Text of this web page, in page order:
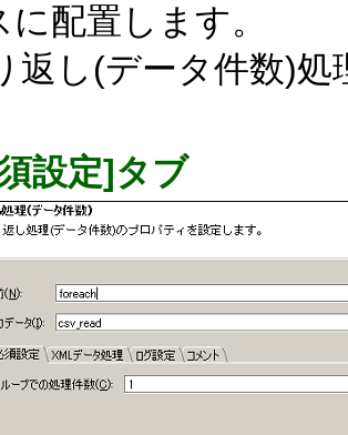
に配置します。
返し(データ件数)
設定]タブ